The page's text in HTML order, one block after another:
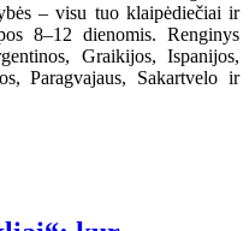
– visu tuo klaipėdiečiai ir
8–12 dienomis. Renginys
Graikijos, Ispanijos,
Paragvajaus, Sakartvelo ir